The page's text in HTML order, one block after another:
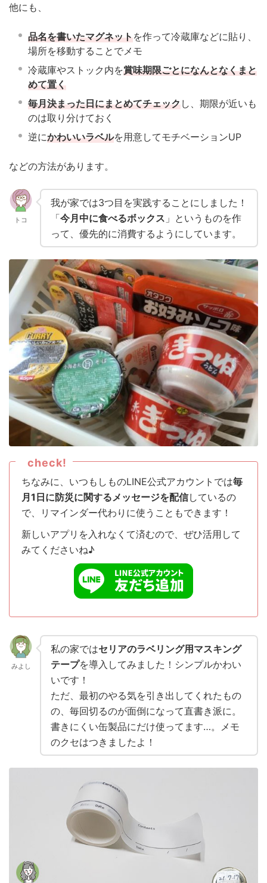
他にも、
品名を書いたマグネットを作って冷蔵庫などに貼り、
場所を移動することでメモ
冷蔵庫やストック内を賞味期限ごとになんとなくまと
めて置く
毎月決まった日にまとめてチェックし、期限が近いも
のは取り分けておく
逆にかわいいラベルを用意してモチベーションUP
などの方法があります。
トコ
我が家では3つ目を実践することにしました！
「今月中に食べるボックス 」というものを作
って、優先的に消費するようにしています。
check!
ちなみに、いつもしものLINE公式アカウントでは毎
月1日に防災に関するメッセージを配信しているの
で、リマインダー代わりに使うこともできます！
新しいアプリを入れなくて済むので、ぜひ活用して
みてくださいね♪
みよし
私の家ではセリアのラベリング用マスキング
テープを導入してみました！シンプルかわい
いです！
ただ、最初のやる気を引き出してくれたもの
の、毎回切るのが面倒になって直書き派に。
書きにくい缶製品にだけ使ってます…。メモ
のクセはつきましたよ！